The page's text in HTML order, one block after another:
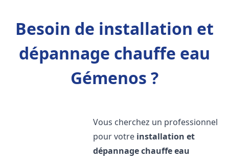
Besoin de installation et
dépannage chauffe eau
Gémenos ?
Vous cherchez un professionnel
pour votre installation et
dépannage chauffe eau